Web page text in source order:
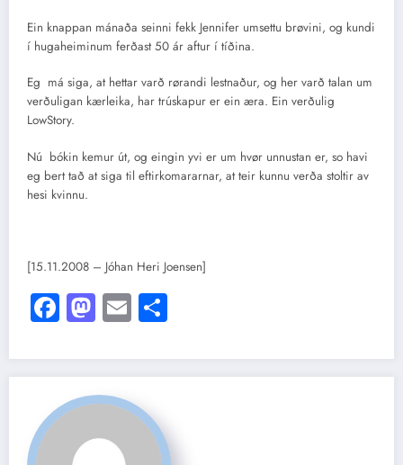
Ein knappan mánaða seinni fekk Jennifer umsettu brøvini, og kundi
í hugaheiminum ferðast 50 ár aftur í tíðina.
Eg má siga, at hettar varð rørandi lestnaður, og her varð talan um
verðuligan kærleika, har trúskapur er ein æra. Ein verðulig
LowStory.
Nú bókin kemur út, og eingin yvi er um hvør unnustan er, so havi
eg bert tað at siga til eftirkomararnar, at teir kunnu verða stoltir av
hesi kvinnu.
[15.11.2008 – Jóhan Heri Joensen]
Facebook
Mastodon
Email